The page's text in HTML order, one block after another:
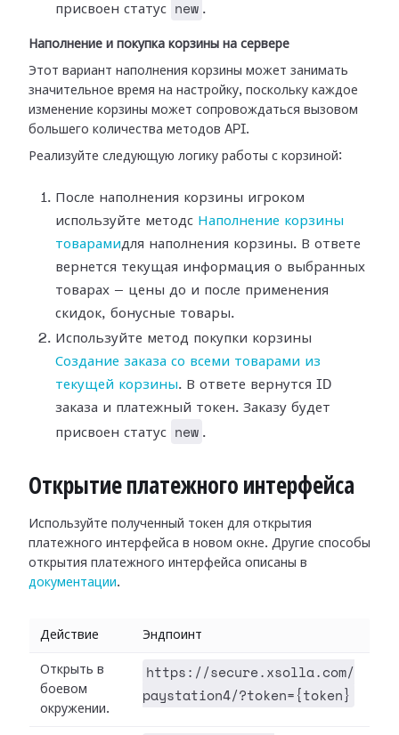
присвоен статус
new .
Наполнение и покупка корзины на сервере
Этот вариант наполнения корзины может занимать
значительное время на настройку, поскольку каждое
изменение корзины может сопровождаться вызовом
большего количества методов API.
Реализуйте следующую логику работы с корзиной:
После наполнения корзины игроком
используйте методс Наполнение корзины
товарамидля наполнения корзины. В ответе
вернется текущая информация о выбранных
товарах — цены до и после применения
скидок, бонусные товары.
Используйте метод покупки корзины
Создание заказа со всеми товарами из
текущей корзины. В ответе вернутся ID
заказа и платежный токен. Заказу будет
присвоен статус
new .
Открытие платежного интерфейса
Используйте полученный токен для открытия
платежного интерфейса в новом окне. Другие способы
открытия платежного интерфейса описаны в
документации.
Действие Эндпоинт
Открыть в
боевом
окружении.
https://secure.xsolla.com/
paystation4/?token={token}